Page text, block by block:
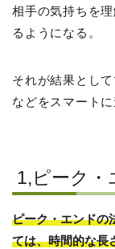
相手の気持ちを
るようになる。
それが結果とし
などをスマート
1,ピーク・
ピーク・エンドの
ては、時間的な長